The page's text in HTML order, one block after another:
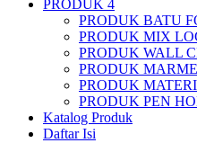
PRODUK 4
PRODUK BATU
PRODUK MIX
PRODUK WALL
PRODUK
PRODUK
PRODUK PEN
Katalog Produk
Daftar Isi